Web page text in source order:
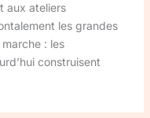
aux ateliers
les grandes
: les
construisent